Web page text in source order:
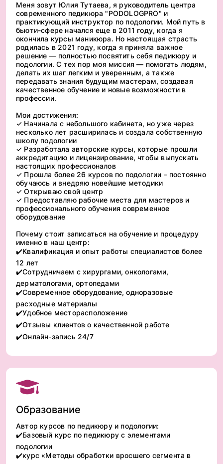
Меня зовут Юлия Тутаева, я руководитель центра
современного педикюра "PODOLOGPRO" и
практикующий инструктор по подологии. Мой путь в
бьюти-сфере начался еще в 2011 году, когда я
окончила курсы маникюра. Но настоящая страсть
родилась в 2021 году, когда я приняла важное
решение — полностью посвятить себя педикюру и
подологии. С тех пор моя миссия — помогать людям,
делать их шаг легким и уверенным, а также
передавать знания будущим мастерам, создавая
качественное обучение и новые возможности в
профессии.
Мои достижения:
✓ Начинала с небольшого кабинета, но уже через
несколько лет расширилась и создала собственную
школу подологии
✓ Разработала авторские курсы, которые прошли
аккредитацию и лицензирование, чтобы выпускать
настоящих профессионалов
✓ Прошла более 26 курсов по подологии – постоянно
обучаюсь и внедряю новейшие методики
✓ Открываю свой центр
✓ Предоставляю рабочие места для мастеров и
профессионального обучения современное
оборудование
Почему стоит записаться на обучение и процедуру
именно в наш центр:
✔️Квалификация и опыт работы специалистов более
12 лет
✔️Сотрудничаем с хирургами, онкологами,
дерматологами, ортопедами
✔️Современное оборудование, одноразовые
расходные материалы
✔️Удобное месторасположение
✔️Отзывы клиентов о качественной работе
✔️Онлайн-запись 24/7
Образование
Автор курсов по педикюру и подологии:
✔️Базовый курс по педикюру с элементами
подологии
✔️курс «Методы обработки вросшего сегмента в